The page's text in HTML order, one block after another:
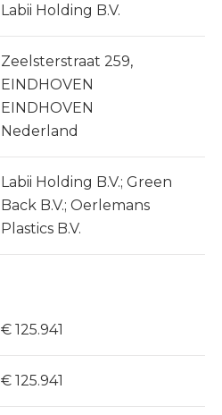
Labii Holding B.V.
Zeelsterstraat 259,
EINDHOVEN
EINDHOVEN
Nederland
Labii Holding B.V.; Green
Back B.V.; Oerlemans
Plastics B.V.
€ 125.941
€ 125.941